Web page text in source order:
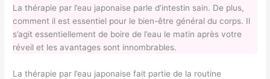
La thérapie par l’eau japonaise parle d’intestin sain. De plus,
comment il est essentiel pour le bien-être général du corps. Il
s’agit essentiellement de boire de l’eau le matin après votre
réveil et les avantages sont innombrables.
La thérapie par l’eau japonaise fait partie de la routine